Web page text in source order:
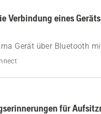
Verbindung eines
Gerät über Bluetooth
Funktionen.
für